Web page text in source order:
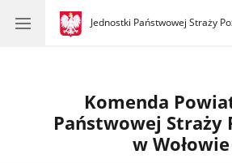
gov.pl
Jednostki Państwowej Straży
gov.pl
Jednostki
Komenda
Państwowej Straży
w Wołowie